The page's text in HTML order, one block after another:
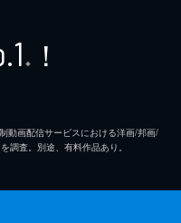
※ ！
動画配信サービスにおける洋画/邦画/
調査。別途、有料作品あり。